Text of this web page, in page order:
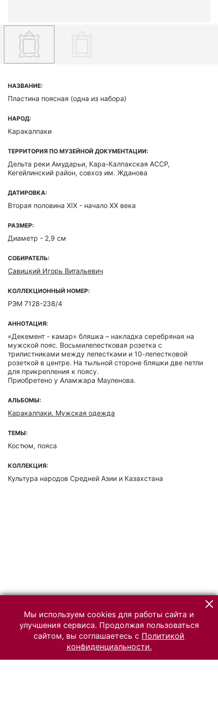
НАЗВАНИЕ:
Пластина поясная (одна из набора)
НАРОД:
Каракалпаки
ТЕРРИТОРИЯ ПО МУЗЕЙНОЙ ДОКУМЕНТАЦИИ:
Дельта реки Амударьи, Кара-Калпакская ACCP,
Кегейлинский район, совхоз им. Жданова
ДАТИРОВКА:
Вторая половина XIX - начало ХХ века
РАЗМЕР:
Диаметр - 2,9 см
СОБИРАТЕЛЬ:
Савицкий Игорь Витальевич
КОЛЛЕКЦИОННЫЙ НОМЕР:
РЭМ 7128-238/4
АННОТАЦИЯ:
«Декемент - камар» бляшка – накладка серебряная на
мужской пояс. Восьмилепестковая розетка с
трилистниками между лепестками и 10-лепестковой
розеткой в центре. На тыльной стороне бляшки две петли
для прикрепления к поясу.
Приобретено у Аламжара Мауленова.
АЛЬБОМЫ:
Каракалпаки. Мужская одежда
ТЕМЫ:
Костюм, пояса
КОЛЛЕКЦИЯ:
Культура народов Средней Азии и Казахстана
Мы используем cookies для работы сайта и
улучшения сервиса. Продолжая пользоваться
сайтом, вы соглашаетесь с Политикой
конфиденциальности.